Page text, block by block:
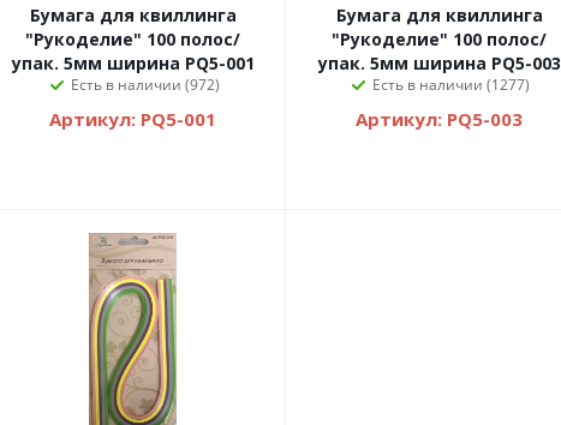
Бумага для квиллинга
"Рукоделие" 100 полос/
упак. 5мм ширина PQ5-001
Есть в наличии (972)
Артикул: PQ5-001
Бумага для квиллинга
"Рукоделие" 100 полос/
упак. 5мм ширина PQ5-003
Есть в наличии (1277)
Артикул: PQ5-003